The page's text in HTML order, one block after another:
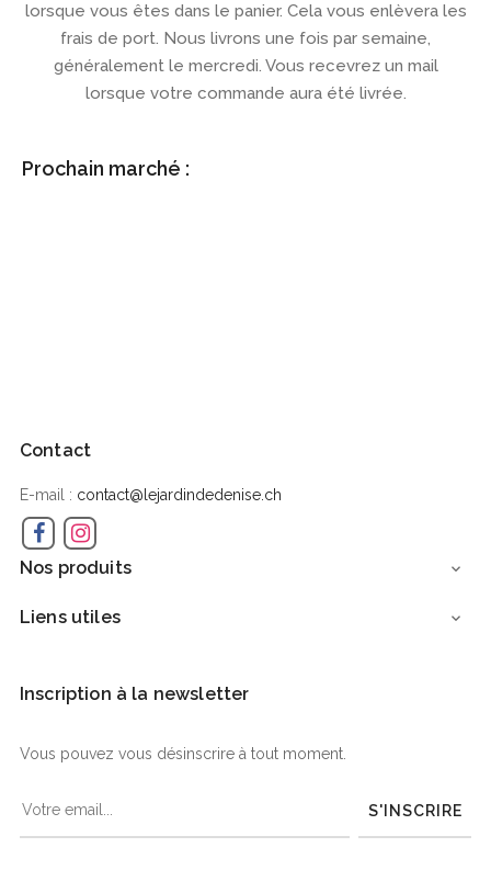
lorsque vous êtes dans le panier. Cela vous enlèvera les
frais de port. Nous livrons une fois par semaine,
généralement le mercredi. Vous recevrez un mail
lorsque votre commande aura été livrée.
Prochain marché :
Contact
E-mail : contact@lejardindedenise.ch
Facebook
Nos produits 
Liens utiles 
Inscription à la newsletter
Vous pouvez vous désinscrire à tout moment.
S'INSCRIRE